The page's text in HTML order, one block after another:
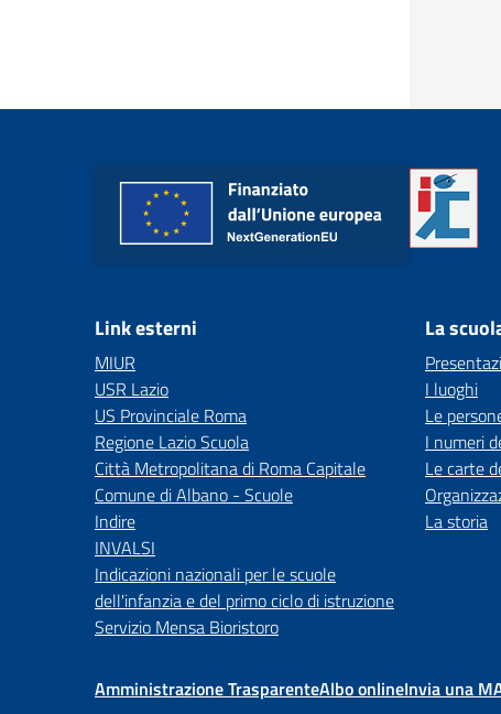
Link esterni
MIUR
USR Lazio
US Provinciale Roma
Regione Lazio Scuola
Città Metropolitana di Roma Capitale
Comune di Albano - Scuole
Indire
INVALSI
Indicazioni nazionali per le scuole
dell'infanzia e del primo ciclo di istruzione
Servizio Mensa Bioristoro
La
I luoghi
Le
I numeri
Le carte
La storia
Amministrazione TrasparenteAlbo onlineInvia una